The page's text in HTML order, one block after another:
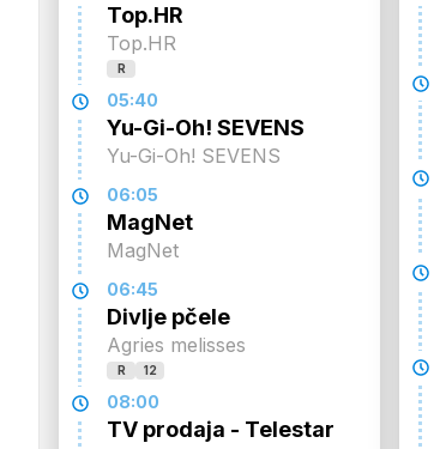
Top.HR
Top.HR
R
05:40
Yu-Gi-Oh! SEVENS
Yu-Gi-Oh! SEVENS
06:05
MagNet
MagNet
06:45
Divlje pčele
Agries melisses
R 12
08:00
TV prodaja - Telestar